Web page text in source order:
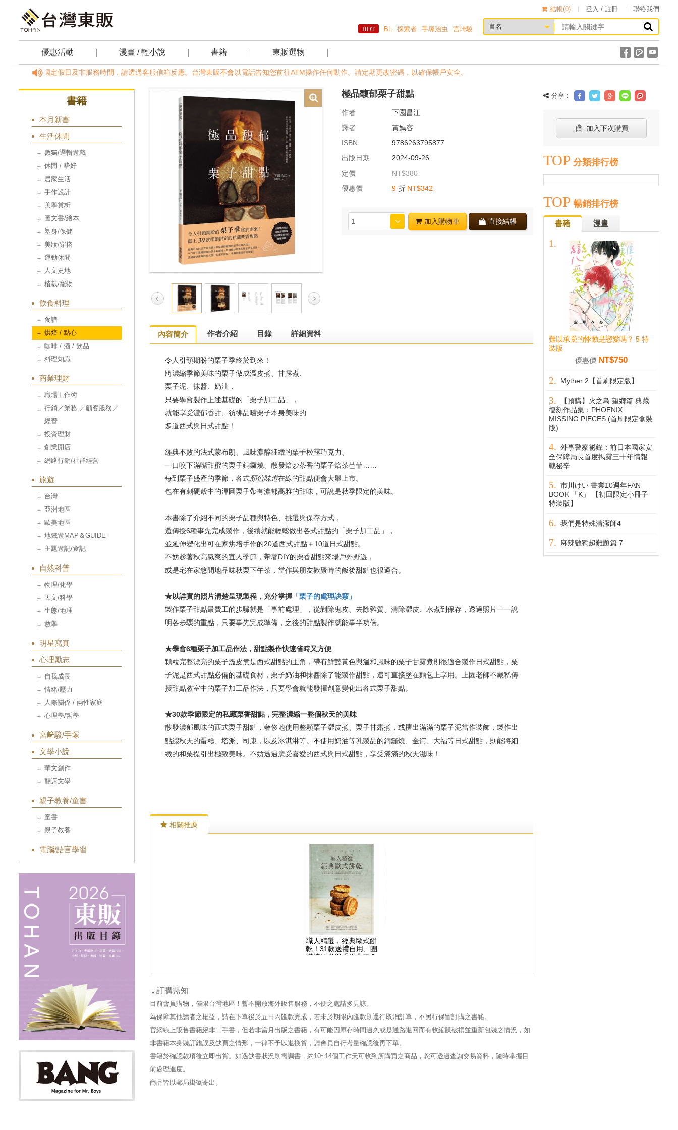
結帳(0) 登入 / 註冊 聯絡我們
BL 探索者 手塚治虫 宮崎駿
優惠活動 漫畫 / 輕小說 書籍 東販選物
，國定假日及非服務時間，請透過客服信箱反應。台灣東販不會以電話告知您前往ATM操作任何動作。請定期更改密碼，以確保帳戶安全。
書籍
本月新書
生活休閒
數獨/邏輯遊戲
休閒 / 嗜好
居家生活
手作設計
美學賞析
圖文書/繪本
塑身/保健
美妝/穿搭
運動休閒
人文史地
植栽/寵物
飲食料理
食譜
烘焙 / 點心
咖啡 / 酒 / 飲品
料理知識
商業理財
職場工作術
行銷／業務 ／顧客服務／
經營
投資理財
創業開店
網路行銷/社群經營
旅遊
台灣
亞洲地區
歐美地區
地鐵遊MAP＆GUIDE
主題遊記/食記
自然科普
物理/化學
天文/科學
生態/地理
數學
明星寫真
心理勵志
自我成長
情緒/壓力
人際關係 / 兩性家庭
心理學/哲學
宮﨑駿/手塚
文學小說
華文創作
翻譯文學
親子教養/童書
童書
親子教養
電腦/語言學習
極品馥郁栗子甜點
作者
下園昌江
譯者
黃嫣容
ISBN
9786263795877
出版日期
2024-09-26
定價
NT$380
優惠價
9 折 NT$342
加入購物車 直接結帳
內容簡介 作者介紹 目錄 詳細資料
令人引頸期盼的栗子季終於到來！
將濃縮季節美味的栗子做成澀皮煮、甘露煮、
栗子泥、抹醬、奶油，
只要學會製作上述基礎的「栗子加工品」，
就能享受濃郁香甜、彷彿品嚐栗子本身美味的
多道西式與日式甜點！
經典不敗的法式蒙布朗、風味濃醇細緻的栗子松露巧克力、
一口咬下滿嘴甜蜜的栗子銅鑼燒、散發焙炒茶香的栗子焙茶芭菲……
每到栗子盛產的季節，各式顏值味道在線的甜點便會大舉上市。
包在有刺硬殼中的渾圓栗子帶有濃郁高雅的甜味，可說是秋季限定的美味。
本書除了介紹不同的栗子品種與特色、挑選與保存方式，
還傳授6種事先完成製作，後續就能輕鬆做出各式甜點的「栗子加工品」，
並延伸變化出可在家烘培手作的20道西式甜點＋10道日式甜點。
不妨趁著秋高氣爽的宜人季節，帶著DIY的栗香甜點來場戶外野遊，
或是宅在家悠閒地品味秋栗下午茶，當作與朋友歡聚時的飯後甜點也很適合。
★以詳實的照片清楚呈現製程， 充分掌握 「栗子的處理訣竅」
製作栗子甜點最費工的步驟就是「事前處理」，從剝除鬼皮、去除雜質、清除澀皮、水煮到保存，透過照片一一說
明各步驟的重點，只要事先完成準備，之後的甜點製作就能事半功倍。
★學會6種栗子加工品作法，甜點製作快速省時又方便
顆粒完整漂亮的栗子澀皮煮是西式甜點的主角，帶有鮮豔黃色與溫和風味的栗子甘露煮則很適合製作日式甜點，栗
子泥是西式甜點必備的基礎食材，栗子奶油和抹醬除了能製作甜點，還可直接塗在麵包上享用。上園老師不藏私傳
授甜點教室中的栗子加工品作法，只要學會就能發揮創意變化出各式栗子甜點。
★30款季節限定的私藏栗香甜點，完整濃縮一整個秋天的美味
散發濃郁風味的西式栗子甜點，奢侈地使用整顆栗子澀皮煮、栗子甘露煮，或擠出滿滿的栗子泥當作裝飾，製作出
點綴秋天的蛋糕、塔派、司康，以及冰淇淋等。不使用奶油等乳製品的銅鑼燒、金鍔、大福等日式甜點，則能將細
緻的和栗提引出極致美味。不妨透過廣受喜愛的西式與日式甜點，享受滿滿的秋天滋味！
相關推薦
職人精選，經典歐式餅
乾！31款送禮自用、團
購接單必學手作曲奇食
訂購需知
目前會員購物，僅限台灣地區！暫不開放海外販售服務，不便之處請多見諒。
為保障其他讀者之權益，請在下單後於五日內匯款完成，若未於期限內匯款則逕行取消訂單，不另行保留訂購之書籍。
官網線上販售書籍絕非二手書，但若非當月出版之書籍，有可能因庫存時間過久或是通路退回而有收縮膜破損並重新包裝之情況，如
非書籍本身裝訂錯誤及缺頁之情形，一律不予以退換貨，請會員自行考量確認後再下單。
書籍於確認款項後立即出貨。如遇缺書狀況則需調書，約10~14個工作天可收到所購買之商品，您可透過查詢交易資料，隨時掌握目
前處理進度。
商品皆以郵局掛號寄出。
分享 :
加入下次購買
TOP 分類排行榜
TOP 暢銷排行榜
書籍 漫畫
難以承受的悸動是戀愛嗎？ 5 特
裝版
優惠價 NT$750
Myther 2【首刷限定版】
【預購】火之鳥 望鄉篇 典藏
復刻作品集：PHOENIX
MISSING PIECES (首刷限定盒裝
版)
外事警察祕錄：前日本國家安
全保障局長首度揭露三十年情報
戰祕辛
市川けい 畫業10週年FAN
BOOK 「K」 【初回限定小冊子
特装版】
我們是特殊清潔師4
麻辣數獨超難題篇 7